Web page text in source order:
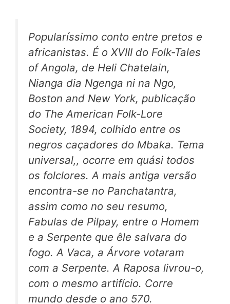
Popularíssimo conto entre pretos e
africanistas. É o XVIII do Folk-Tales
of Angola, de Heli Chatelain,
Nianga dia Ngenga ni na Ngo,
Boston and New York, publicação
do The American Folk-Lore
Society, 1894, colhido entre os
negros caçadores do Mbaka. Tema
universal,, ocorre em quási todos
os folclores. A mais antiga versão
encontra-se no Panchatantra,
assim como no seu resumo,
Fabulas de Pilpay, entre o Homem
e a Serpente que êle salvara do
fogo. A Vaca, a Árvore votaram
com a Serpente. A Raposa livrou-o,
com o mesmo artifício. Corre
mundo desde o ano 570.